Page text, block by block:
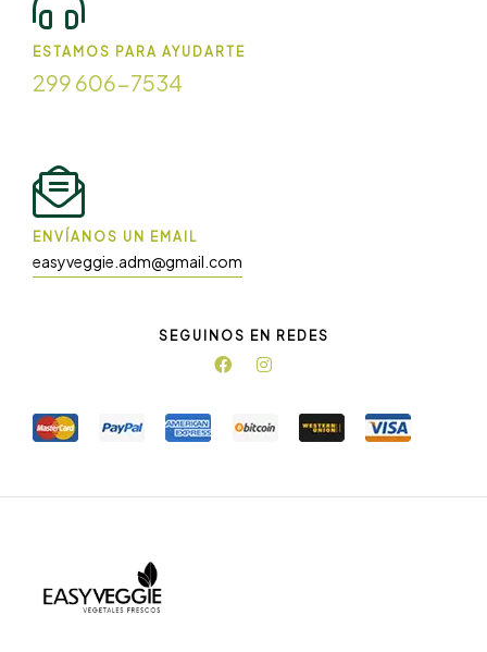
ESTAMOS PARA AYUDARTE
299 606-7534
ENVÍANOS UN EMAIL
easyveggie.adm@gmail.com
SEGUINOS EN REDES